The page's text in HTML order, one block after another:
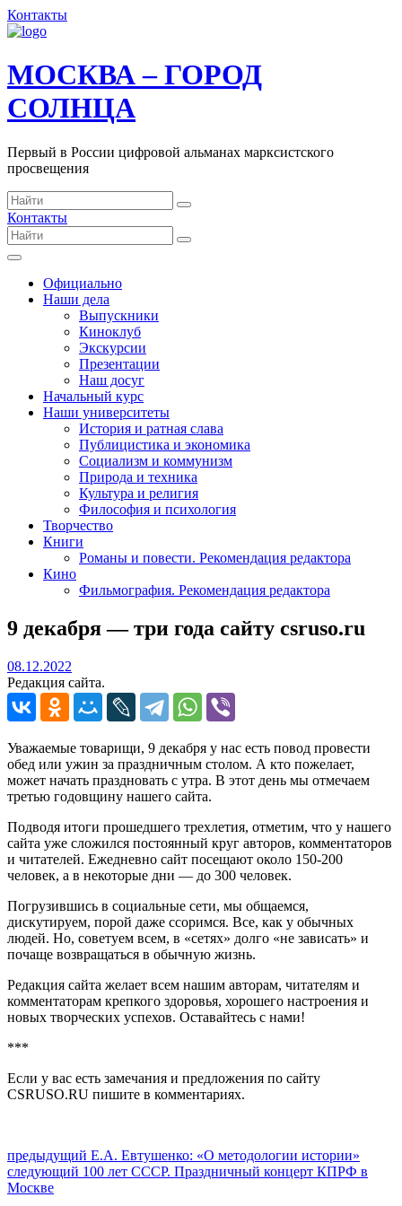
Контакты
МОСКВА – ГОРОД
СОЛНЦА
Первый в России цифровой альманах марксистского
просвещения
Контакты
Официально
Наши дела
Выпускники
Киноклуб
Экскурсии
Презентации
Наш досуг
Начальный курс
Наши университеты
История и ратная слава
Публицистика и экономика
Социализм и коммунизм
Природа и техника
Культура и религия
Философия и психология
Творчество
Книги
Романы и повести. Рекомендация редактора
Кино
Фильмография. Рекомендация редактора
9 декабря — три года сайту csruso.ru
08.12.2022
Редакция сайта.
Уважаемые товарищи, 9 декабря у нас есть повод провести
обед или ужин за праздничным столом. А кто пожелает,
может начать праздновать с утра. В этот день мы отмечаем
третью годовщину нашего сайта.
Подводя итоги прошедшего трехлетия, отметим, что у нашего
сайта уже сложился постоянный круг авторов, комментаторов
и читателей. Ежедневно сайт посещают около 150-200
человек, а в некоторые дни — до 300 человек.
Погрузившись в социальные сети, мы общаемся,
дискутируем, порой даже ссоримся. Все, как у обычных
людей. Но, советуем всем, в «сетях» долго «не зависать» и
почаще возвращаться в обычную жизнь.
Редакция сайта желает всем нашим авторам, читателям и
комментаторам крепкого здоровья, хорошего настроения и
новых творческих успехов. Оставайтесь с нами!
***
Если у вас есть замечания и предложения по сайту
CSRUSO.RU пишите в комментариях.
Навигация
по
предыдущий Предыдущий
пост:
Е.А. Евтушенко: «О методологии истории»
следующий Следующее
100 лет СССР. Праздничный концерт КПРФ в
Москве